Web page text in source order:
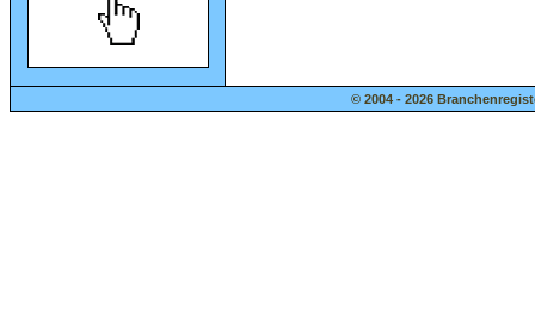
© 2004 - 2026